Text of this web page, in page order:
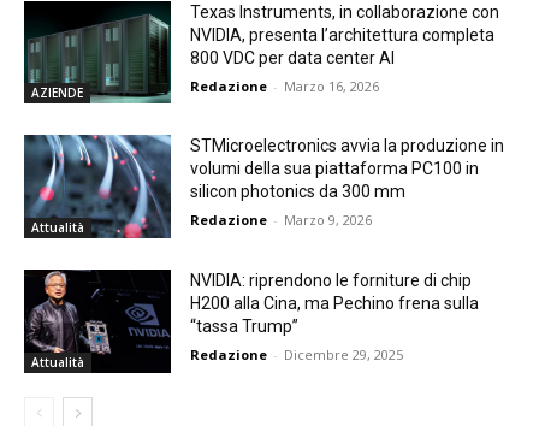
AZIENDE
Texas Instruments, in collaborazione con
NVIDIA, presenta l’architettura completa
800 VDC per data center AI
Redazione - Marzo 16, 2026
Attualità
STMicroelectronics avvia la produzione in
volumi della sua piattaforma PC100 in
silicon photonics da 300 mm
Redazione - Marzo 9, 2026
Attualità
NVIDIA: riprendono le forniture di chip
H200 alla Cina, ma Pechino frena sulla
“tassa Trump”
Redazione - Dicembre 29, 2025